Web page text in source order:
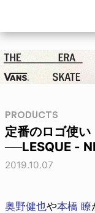
PRODUCTS
定番のロゴ使い
──LESQUE -
2019.10.07
奥野健也や本橋 瞭